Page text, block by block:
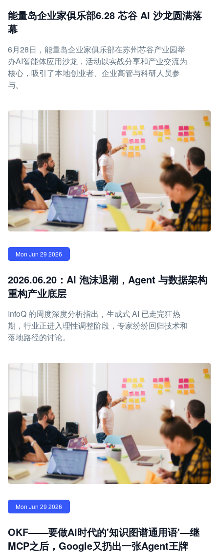
能量岛企业家俱乐部6.28 芯谷 AI 沙龙圆满落
幕
6月28日，能量岛企业家俱乐部在苏州芯谷产业园举
办AI智能体应用沙龙，活动以实战分享和产业交流为
核心，吸引了本地创业者、企业高管与科研人员参
与。
Mon Jun 29 2026
2026.06.20：AI 泡沫退潮，Agent 与数据架构
重构产业底层
InfoQ 的周度深度分析指出，生成式 AI 已走完狂热
期，行业正进入理性调整阶段，专家纷纷回归技术和
落地路径的讨论。
Mon Jun 29 2026
OKF——要做AI时代的'知识图谱通用语'—继
MCP之后，Google又扔出一张Agent王牌